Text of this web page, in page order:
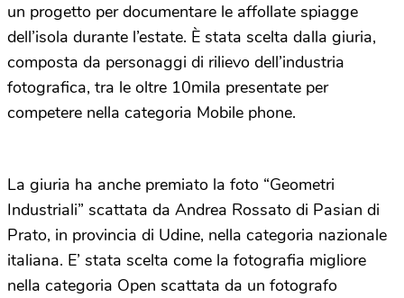
un progetto per documentare le affollate spiagge
dell’isola durante l’estate. È stata scelta dalla giuria,
composta da personaggi di rilievo dell’industria
fotografica, tra le oltre 10mila presentate per
competere nella categoria Mobile phone.
La giuria ha anche premiato la foto “Geometri
Industriali” scattata da Andrea Rossato di Pasian di
Prato, in provincia di Udine, nella categoria nazionale
italiana. E’ stata scelta come la fotografia migliore
nella categoria Open scattata da un fotografo